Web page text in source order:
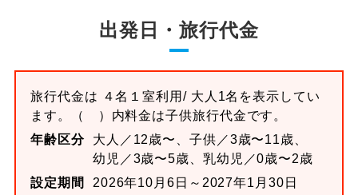
出発日・旅行代金
旅行代金は ４名１室利用/ 大人1名を表示してい
ます。
（ ）内料金は子供旅行代金です。
年齢区分
大人／12歳〜、子供／3歳〜11歳、
幼児／3歳〜5歳、乳幼児／0歳〜2歳
設定期間
2026年10月6日～2027年1月30日